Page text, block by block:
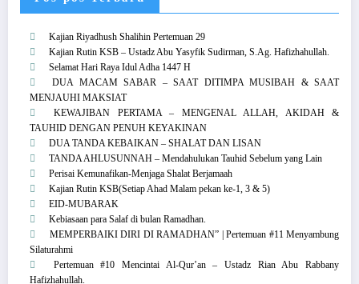
Kajian Riyadhush Shalihin Pertemuan 29
Kajian Rutin KSB – Ustadz Abu Yasyfik Sudirman, S.Ag. Hafizhahullah.
Selamat Hari Raya Idul Adha 1447 H
DUA MACAM SABAR – SAAT DITIMPA MUSIBAH & SAAT
MENJAUHI MAKSIAT
KEWAJIBAN PERTAMA – MENGENAL ALLAH, AKIDAH &
TAUHID DENGAN PENUH KEYAKINAN
DUA TANDA KEBAIKAN – SHALAT DAN LISAN
TANDA AHLUSUNNAH – Mendahulukan Tauhid Sebelum yang Lain
Perisai Kemunafikan-Menjaga Shalat Berjamaah
Kajian Rutin KSB(Setiap Ahad Malam pekan ke-1, 3 & 5)
EID-MUBARAK
Kebiasaan para Salaf di bulan Ramadhan.
MEMPERBAIKI DIRI DI RAMADHAN” | Pertemuan #11 Menyambung
Silaturahmi
Pertemuan #10 Mencintai Al-Qur’an – Ustadz Rian Abu Rabbany
Hafizhahullah.